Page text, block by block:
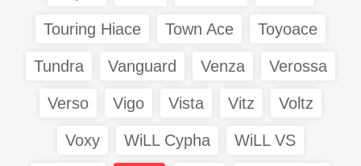
Touring Hiace Town Ace Toyoace
Tundra Vanguard Venza Verossa
Verso Vigo Vista Vitz Voltz
Voxy WiLL Cypha WiLL VS